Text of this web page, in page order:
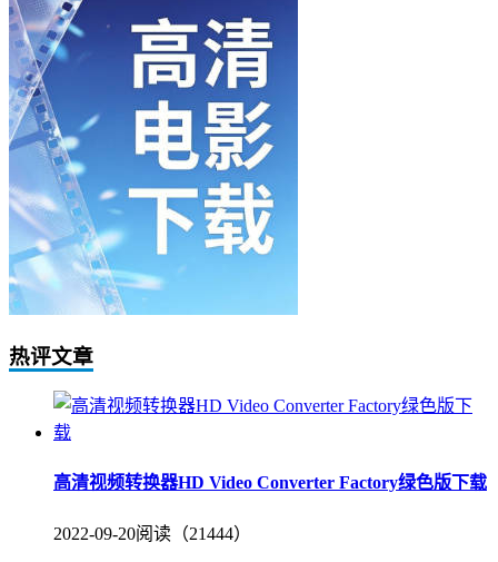
热评文章
高清视频转换器HD Video Converter Factory绿色版下载
2022-09-20阅读（21444）